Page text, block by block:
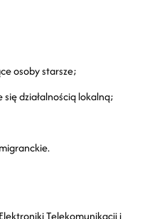
osoby starsze;
działalnością lokalną;
Telekomunikacji i